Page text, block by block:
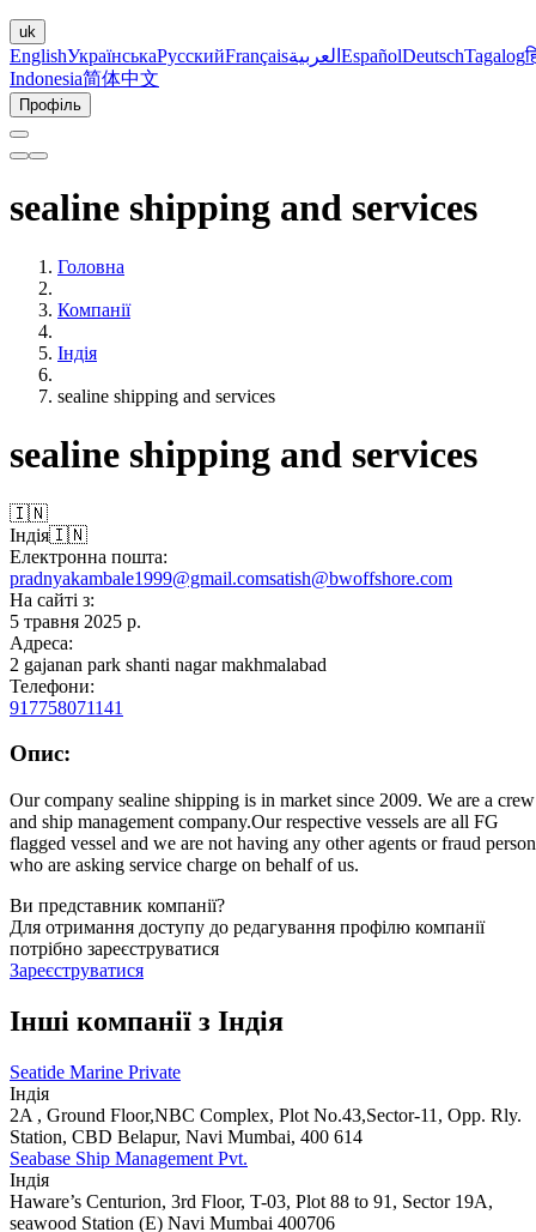
uk
EnglishУкраїнськаРусскийFrançaisالعربية EspañolDeutschTagalog
Indonesia简体中文
Профіль
sealine shipping and services
Головна
Компанії
Індiя
sealine shipping and services
sealine shipping and services
🇮🇳
Індiя🇮🇳
Електронна пошта:
pradnyakambale1999@gmail.comsatish@bwoffshore.com
На сайті з:
5 травня 2025 р.
Адреса:
2 gajanan park shanti nagar makhmalabad
Телефони:
917758071141
Опис:
Our company sealine shipping is in market since 2009. We are a crew
and ship management company.Our respective vessels are all FG
flagged vessel and we are not having any other agents or fraud
who are asking service charge on behalf of us.
Ви представник компанії?
Для отримання доступу до редагування профілю компанії
потрібно зареєструватися
Зареєструватися
Інші компанії з Індiя
Seatide Marine Private
Індiя
2A , Ground Floor,NBC Complex, Plot No.43,Sector-11, Opp. Rly.
Station, CBD Belapur, Navi Mumbai, 400 614
Seabase Ship Management Pvt.
Індiя
Haware’s Centurion, 3rd Floor, T-03, Plot 88 to 91, Sector 19A,
seawood Station (E) Navi Mumbai 400706